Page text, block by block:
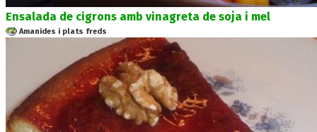
Ensalada de cigrons amb vinagreta de soja i mel
Amanides i plats freds